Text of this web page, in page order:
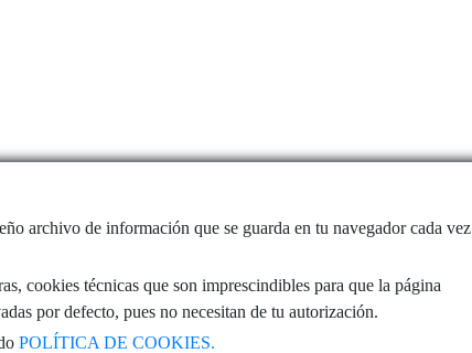
archivo de información que se guarda en tu navegador cada vez
cookies técnicas que son imprescindibles para que la página
por defecto, pues no necesitan de tu autorización.
POLÍTICA DE COOKIES.